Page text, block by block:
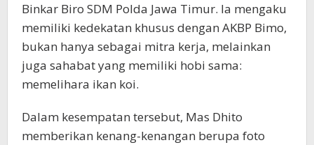
Binkar Biro SDM Polda Jawa Timur. Ia mengaku
memiliki kedekatan khusus dengan AKBP Bimo,
bukan hanya sebagai mitra kerja, melainkan
juga sahabat yang memiliki hobi sama:
memelihara ikan koi.
Dalam kesempatan tersebut, Mas Dhito
memberikan kenang-kenangan berupa foto